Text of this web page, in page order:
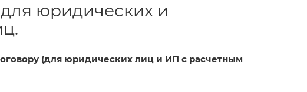
юридических и
(для юридических лиц и ИП с расчетным